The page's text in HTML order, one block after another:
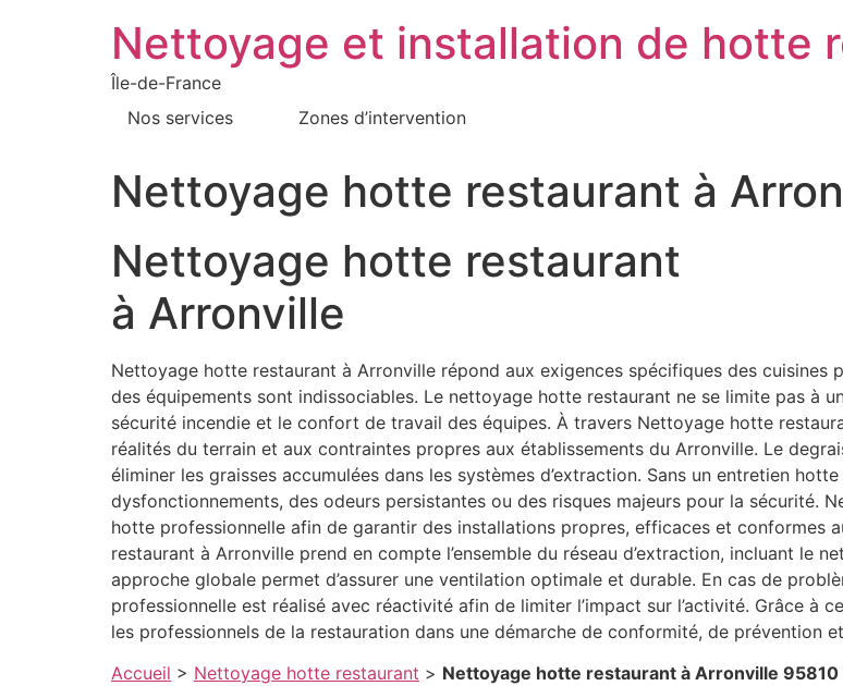
Nettoyage et installation de hotte
Île-de-France
Nos services
Zones d’intervention
Nettoyage hotte restaurant à
Nettoyage hotte restaurant
à Arronville
Nettoyage hotte restaurant à Arronville répond aux exigences spécifiques des cuisines
des équipements sont indissociables. Le nettoyage hotte restaurant ne se limite pas à
sécurité incendie et le confort de travail des équipes. À travers Nettoyage hotte
réalités du terrain et aux contraintes propres aux établissements du Arronville. Le
éliminer les graisses accumulées dans les systèmes d’extraction. Sans un entretien
dysfonctionnements, des odeurs persistantes ou des risques majeurs pour la sécurité.
hotte professionnelle afin de garantir des installations propres, efficaces et conformes
restaurant à Arronville prend en compte l’ensemble du réseau d’extraction, incluant le
approche globale permet d’assurer une ventilation optimale et durable. En cas de
professionnelle est réalisé avec réactivité afin de limiter l’impact sur l’activité. Grâce
les professionnels de la restauration dans une démarche de conformité, de prévention
Accueil > Nettoyage hotte restaurant > Nettoyage hotte restaurant à Arronville 95810